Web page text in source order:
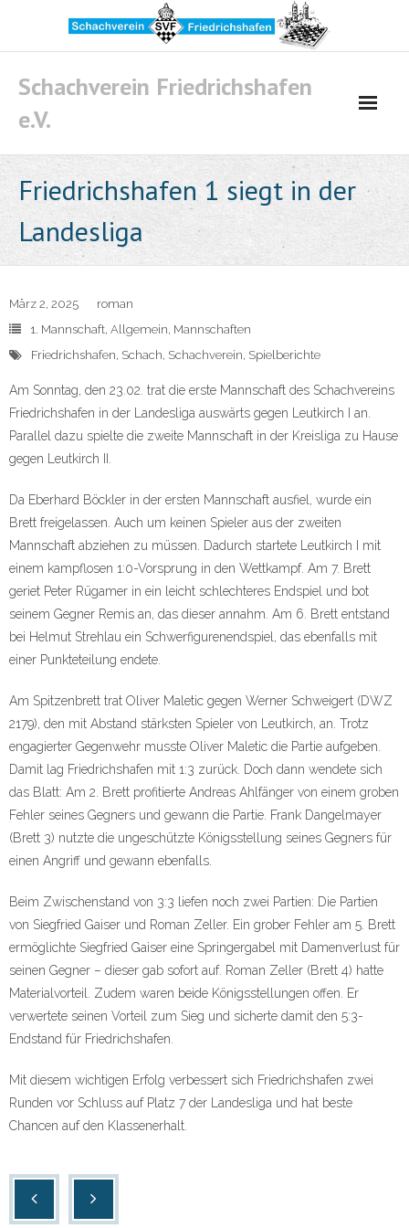
content
Schachverein Friedrichshafen
e.V.
Friedrichshafen 1 siegt in der
Landesliga
März 2, 2025
roman
1. Mannschaft, Allgemein, Mannschaften
Friedrichshafen, Schach, Schachverein, Spielberichte
Am Sonntag, den 23.02. trat die erste Mannschaft des Schachvereins
Friedrichshafen in der Landesliga auswärts gegen Leutkirch I an.
Parallel dazu spielte die zweite Mannschaft in der Kreisliga zu Hause
gegen Leutkirch II.
Da Eberhard Böckler in der ersten Mannschaft ausfiel, wurde ein
Brett freigelassen. Auch um keinen Spieler aus der zweiten
Mannschaft abziehen zu müssen. Dadurch startete Leutkirch I mit
einem kampflosen 1:0-Vorsprung in den Wettkampf. Am 7. Brett
geriet Peter Rügamer in ein leicht schlechteres Endspiel und bot
seinem Gegner Remis an, das dieser annahm. Am 6. Brett entstand
bei Helmut Strehlau ein Schwerfigurenendspiel, das ebenfalls mit
einer Punkteteilung endete.
Am Spitzenbrett trat Oliver Maletic gegen Werner Schweigert (DWZ
2179), den mit Abstand stärksten Spieler von Leutkirch, an. Trotz
engagierter Gegenwehr musste Oliver Maletic die Partie aufgeben.
Damit lag Friedrichshafen mit 1:3 zurück. Doch dann wendete sich
das Blatt: Am 2. Brett profitierte Andreas Ahlfänger von einem groben
Fehler seines Gegners und gewann die Partie. Frank Dangelmayer
(Brett 3) nutzte die ungeschützte Königsstellung seines Gegners für
einen Angriff und gewann ebenfalls.
Beim Zwischenstand von 3:3 liefen noch zwei Partien: Die Partien
von Siegfried Gaiser und Roman Zeller. Ein grober Fehler am 5. Brett
ermöglichte Siegfried Gaiser eine Springergabel mit Damenverlust für
seinen Gegner – dieser gab sofort auf. Roman Zeller (Brett 4) hatte
Materialvorteil. Zudem waren beide Königsstellungen offen. Er
verwertete seinen Vorteil zum Sieg und sicherte damit den 5:3-
Endstand für Friedrichshafen.
Mit diesem wichtigen Erfolg verbessert sich Friedrichshafen zwei
Runden vor Schluss auf Platz 7 der Landesliga und hat beste
Chancen auf den Klassenerhalt.